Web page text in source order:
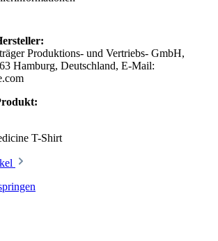
Produktions- und Vertriebs- GmbH,
Hamburg, Deutschland, E-Mail: